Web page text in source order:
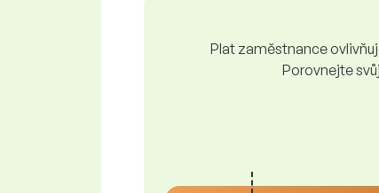
Plat zaměstnance
Porovnejte